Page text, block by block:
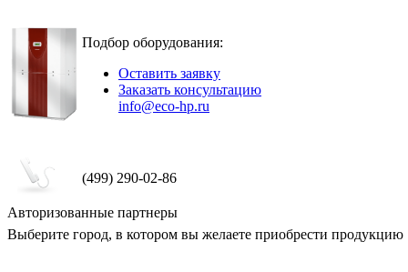
Подбор оборудования:
Оставить заявку
Заказать консультацию
info@eco-hp.ru
(499) 290-02-86
Авторизованные партнеры
Выберите город, в котором вы желаете приобрести продукцию